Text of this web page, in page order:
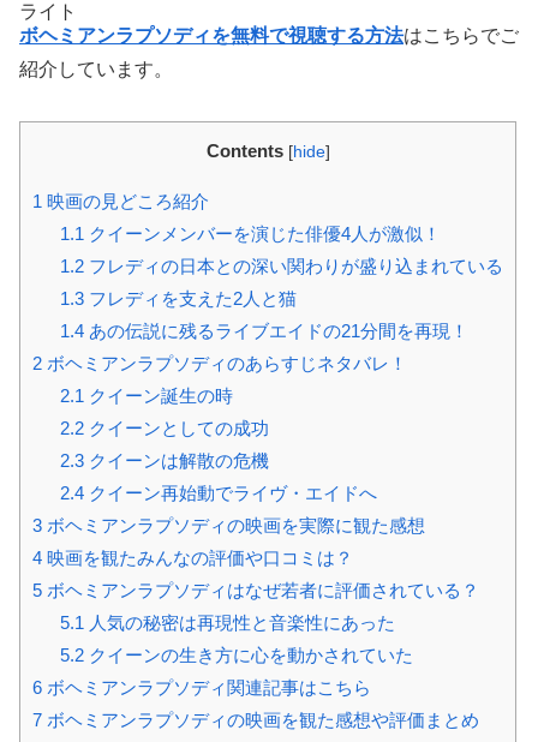
ライト
ボヘミアンラプソディを無料で視聴する方法はこちらでご
紹介しています。
Contents [hide]
1 映画の見どころ紹介
1.1 クイーンメンバーを演じた俳優4人が激似！
1.2フレディの日本との深い関わりが盛り込まれている
1.3フレディを支えた2人と猫
1.4あの伝説に残るライブエイドの21分間を再現！
2 ボヘミアンラプソディのあらすじネタバレ！
2.1 クイーン誕生の時
2.2クイーンとしての成功
2.3クイーンは解散の危機
2.4クイーン再始動でライヴ・エイドへ
3 ボヘミアンラプソディの映画を実際に観た感想
4 映画を観たみんなの評価や口コミは？
5 ボヘミアンラプソディはなぜ若者に評価されている？
5.1 人気の秘密は再現性と音楽性にあった
5.2クイーンの生き方に心を動かされていた
6 ボヘミアンラプソディ関連記事はこちら
7 ボヘミアンラプソディの映画を観た感想や評価まとめ